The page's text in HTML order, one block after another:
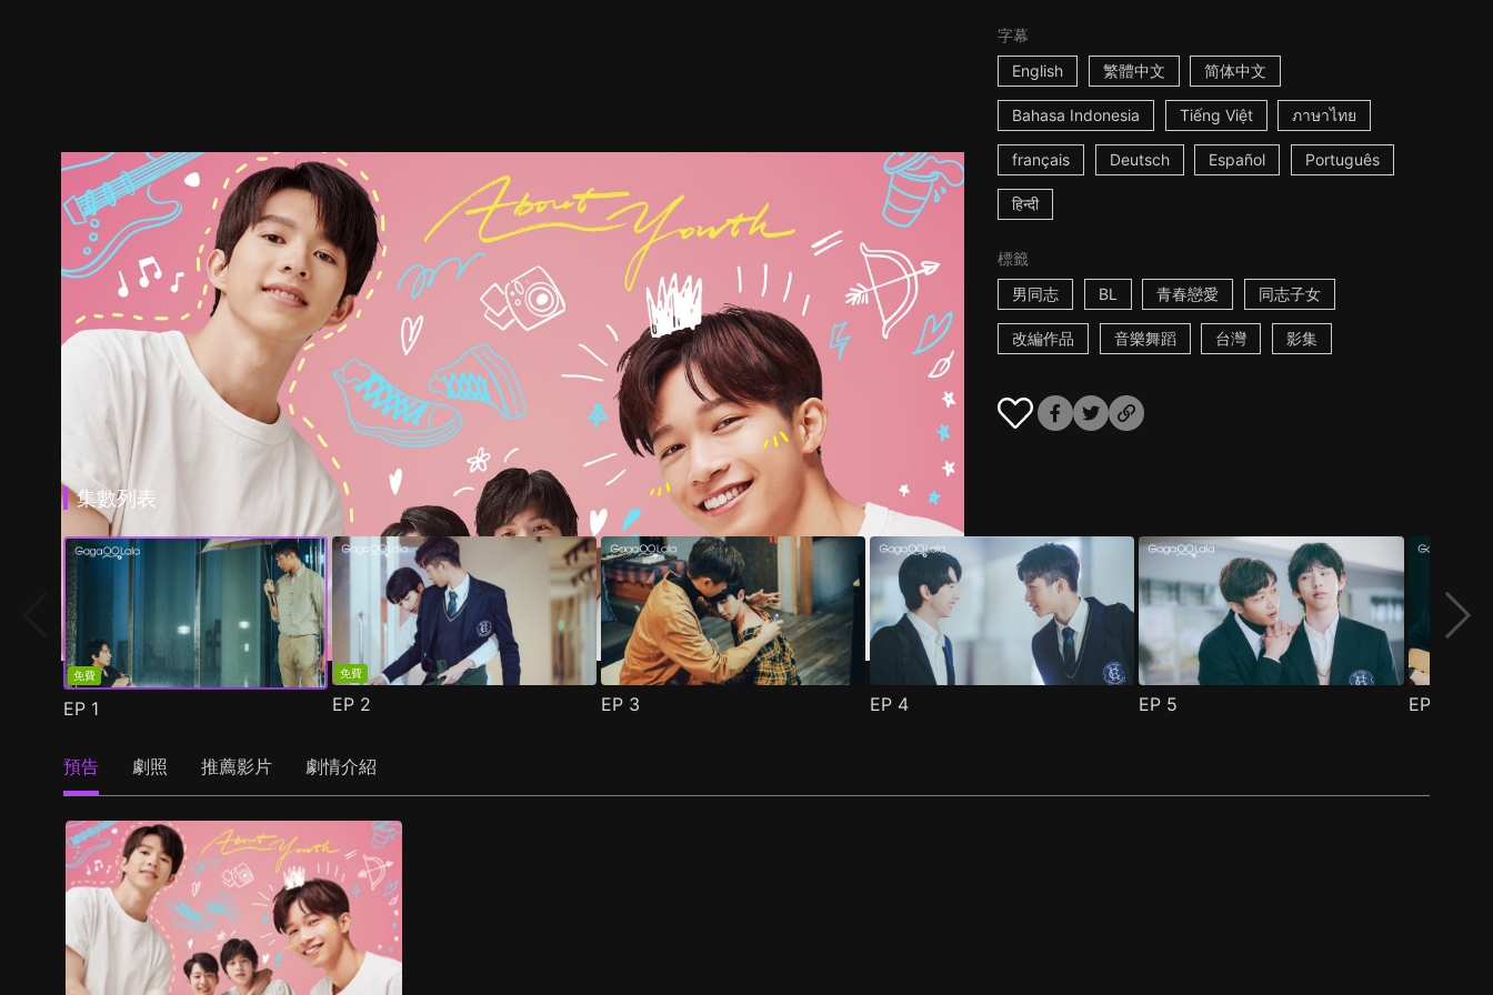
字幕
English
繁體中文 简体中文
Bahasa Indonesia Tiếng Việt ภาษาไทย
français Deutsch Español Português
हिन्दी
標籤
男同志
BL 青春戀愛 同志子女
改編作品 音樂舞蹈 台灣 影集
集數列表
免費
EP 1
免費
EP 2 EP 3 EP 4 EP 5 EP
預告 劇照 推薦影片 劇情介紹